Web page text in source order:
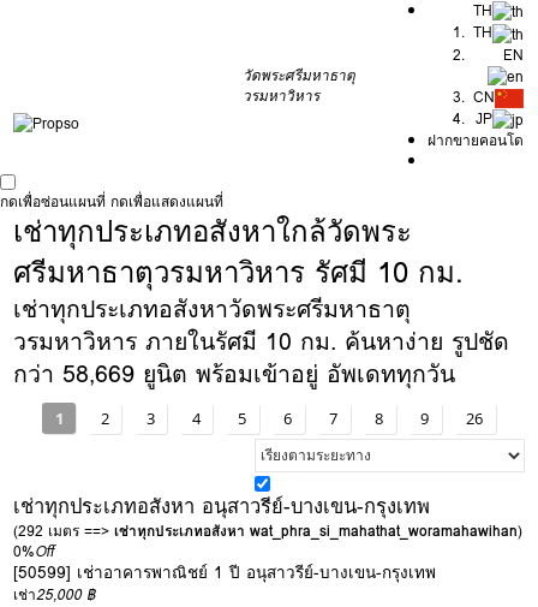
วัดพระศรีมหาธาตุ
วรมหาวิหาร
TH
TH
EN
CN
JP
ฝากขายคอนโด
กดเพื่อซ่อนแผนที่ กดเพื่อแสดงแผนที่
เช่าทุกประเภทอสังหาใกล้วัดพระ
ศรีมหาธาตุวรมหาวิหาร รัศมี 10 กม.
เช่าทุกประเภทอสังหาวัดพระศรีมหาธาตุ
วรมหาวิหาร ภายในรัศมี 10 กม. ค้นหาง่าย รูปชัด
กว่า 58,669 ยูนิต พร้อมเข้าอยู่ อัพเดททุกวัน
1 2 3 4 5 6 7 8 9 26
เช่าทุกประเภทอสังหา อนุสาวรีย์-บางเขน-กรุงเทพ
(292 เมตร ==>เช่าทุกประเภทอสังหา wat_phra_si_mahathat_woramahawihan)
0%Off
[50599] เช่าอาคารพาณิชย์ 1 ปี อนุสาวรีย์-บางเขน-กรุงเทพ
เช่า25,000 ฿